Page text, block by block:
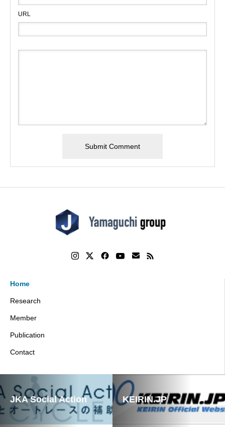
URL
Home
Research
Member
Publication
Contact
JKA Social Action KEIRIN.JP